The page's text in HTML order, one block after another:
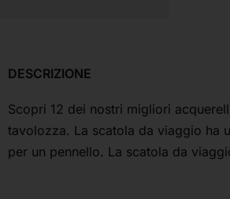
DESCRIZIONE
Scopri 12 dei nostri migliori
tavolozza. La scatola da viaggio ha
per un pennello. La scatola da